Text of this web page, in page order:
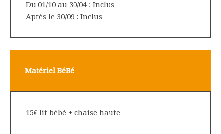
Du 01/10 au 30/04 : Inclus
Après le 30/09 : Inclus
Matériel BéBé
15€ lit bébé + chaise haute